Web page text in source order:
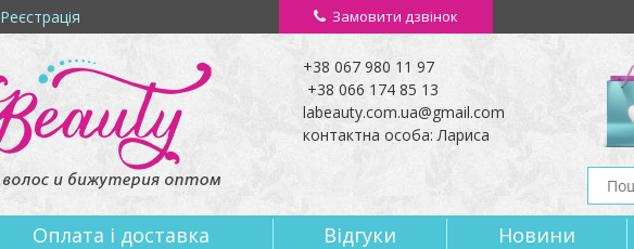
Реєстрація Замовити дзвінок
+38 067 980 11 97
+38 066 174 85 13
labeauty.com.ua@gmail.com
контактна особа: Лариса
Оплата i доставка Вiдгуки Новини